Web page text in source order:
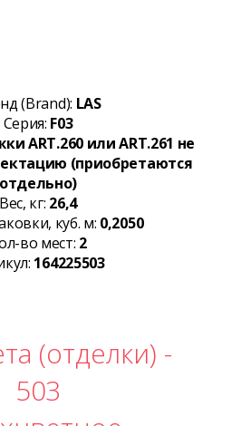
(Brand): LAS
Серия: F03
ART.260 или ART.261 не
(приобретаются
отдельно)
Вес, кг: 26,4
куб. м: 0,2050
во мест: 2
164225503
(отделки) -
503